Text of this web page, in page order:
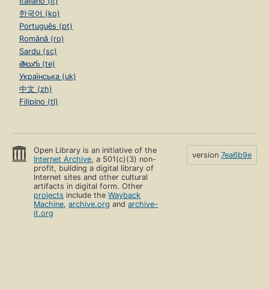
한국어 (ko)
Português (pt)
Română (ro)
Sardu (sc)
తెలుగు (te)
Українська (uk)
中文 (zh)
Filipino (tl)
Open Library is an initiative of the
Internet Archive, a 501(c)(3) non-
profit, building a digital library of
Internet sites and other cultural
artifacts in digital form. Other
projects include theWayback
Machine,archive.org andarchive-
it.org
version 7ea6b9e